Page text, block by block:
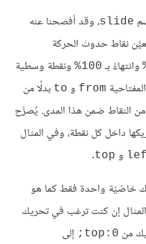
slide، وقد أفصحنا عنه
نقاط حدوث الحركة
وانتهاءً بـ 100%
ونقطة وسطية
from و to بدلًا من
النقاط ضمن هذا المدى. يُصرَّح
داخل كل نقطة، وفي المثال
و top
.
خاصّيّة واحدة فقط كما هو
المثال إن كنت ترغب في تحريك
من top:0; إلى